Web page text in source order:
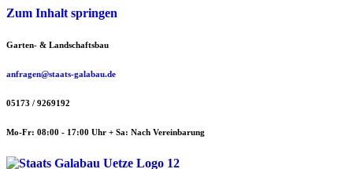
Zum Inhalt springen
Garten- & Landschaftsbau
anfragen@staats-galabau.de
05173 / 9269192
Mo-Fr: 08:00 - 17:00 Uhr + Sa: Nach Vereinbarung